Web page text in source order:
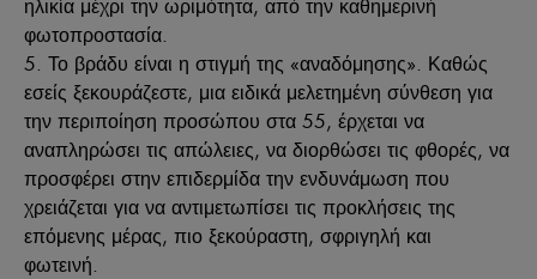
φωτοπροστασία.
Το βράδυ είναι η στιγμή της «αναδόμησης». Καθώς
εσείς ξεκουράζεστε, μια ειδικά μελετημένη σύνθεση για
την περιποίηση προσώπου στα 55, έρχεται να
αναπληρώσει τις απώλειες, να διορθώσει τις φθορές, να
προσφέρει στην επιδερμίδα την ενδυνάμωση που
χρειάζεται για να αντιμετωπίσει τις προκλήσεις της
επόμενης μέρας, πιο ξεκούραστη, σφριγηλή και
φωτεινή.